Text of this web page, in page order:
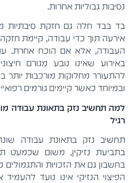
נסיבות גבוליות אחרות.
בד בבד חלה גם חזקת סיבתיות
אירעה תוך כדי עבודה, קיימת
העבודה, אלא אם הוכח אחרת.
באירוע שאינו נובע מגורם
להתעורר מחלוקות מורכבות
ובמיוחד כאשר קיימים גורמים
למה תחשיב נזק בתאונת עבודה
רגיל
תחשיב נזק בתאונת עבודה
בתביעת נזיקין, משום שכמעט
בחשבון גם את הזכויות והתגמולים
הפיצוי הנזיקי אינו נועד